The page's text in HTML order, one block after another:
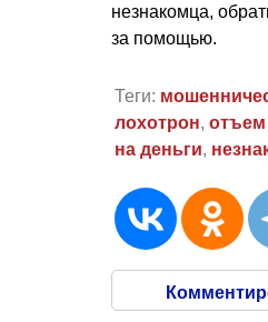
незнакомца,
за помощью.
Теги:
лохотрон, отъем
на деньги,